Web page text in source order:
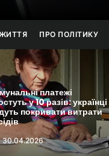
ПРО ПОЛІТИКУ
ззовні, соковите
всередині: цей
переверне
уявлення про сніданки,
01.05.2026